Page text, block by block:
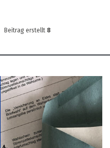
Beitrag erstellt 8